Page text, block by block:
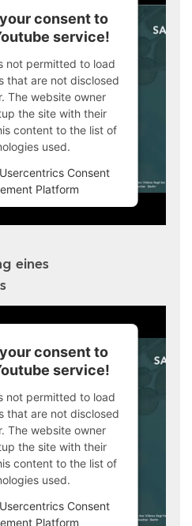
consent to
service!
not permitted to load
that are not disclosed
The website owner
the site with their
content to the list of
used.
Usercentrics Consent
Platform
eines
consent to
service!
not permitted to load
that are not disclosed
The website owner
the site with their
content to the list of
used.
Usercentrics Consent
Platform